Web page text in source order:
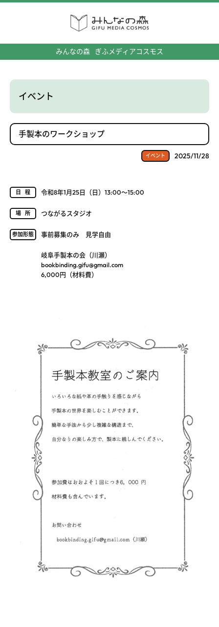
みんなの森 ぎふメディアコスモス
イベント
手製本のワークショップ
イベント 2025/11/28
日程 令和8年1月25日（日）13:00～15:00
場所 つながるスタジオ
参加形態 事前募集のみ 見学自由
岐阜手製本の会（川瀬）
bookbinding.gifu@gmail.com
6,000円（材料費）